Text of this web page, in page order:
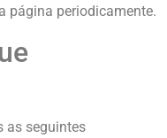
página periodicamente.
as seguintes